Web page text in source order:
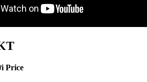
Price